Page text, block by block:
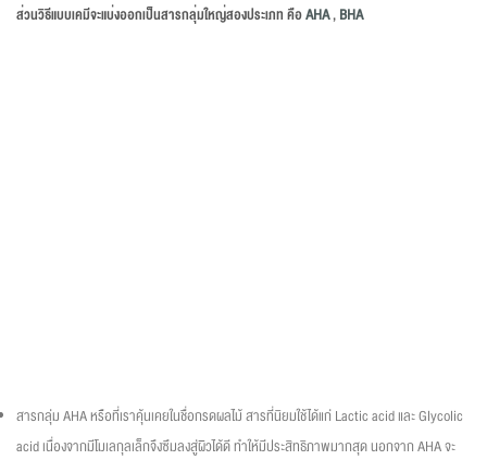
ส่วนวิธีแบบเคมีจะแบ่งออกเป็นสารกลุ่มใหญ่สองประเภท คือAHA,BHA
สารกลุ่ม AHA หรือที่เราคุ้นเคยในชื่อกรดผลไม้ สารที่นิยมใช้ได้แก่ Lactic acid และ Glycolic
acid เนื่องจากมีโมเลกุลเล็กจึงซึมลงสู่ผิวได้ดี ทำให้มีประสิทธิภาพมากสุด นอกจาก AHA จะ